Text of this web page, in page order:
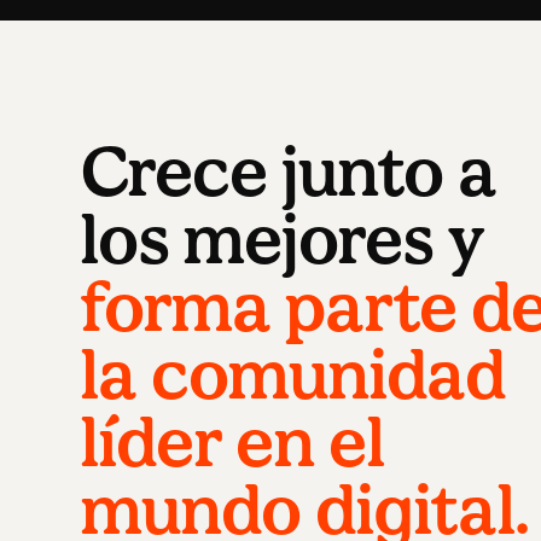
Crece junto a
los mejores y
forma parte
la comunidad
líder en el
mundo digital.